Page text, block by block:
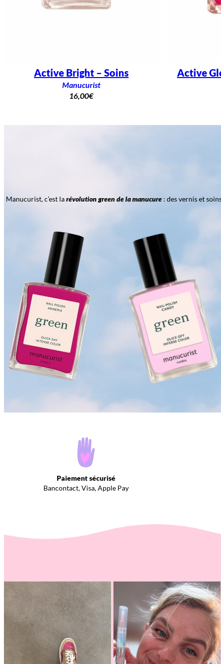
Active Bright – Soins
Manucurist
16,00€
Active
Manucurist, c’est larévolution green de la manucure: des vernis et
Paiement sécurisé
Bancontact, Visa, Apple Pay